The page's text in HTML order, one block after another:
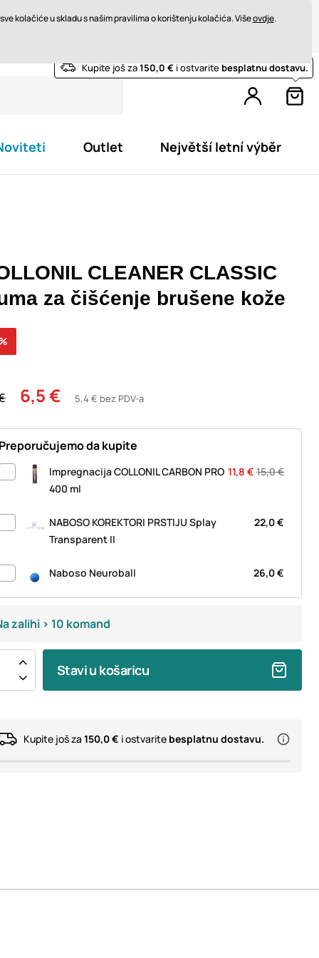
u roku od 14 dana Brza dostava od 200 € BESPLATNO
Kupite još za150,0 €i ostvaritebesplatnu dostavu.
Outlet Největší letní výběr
CLEANER CLASSIC
za čišćenje brušene kože
6,5 € 5,4 € bez PDV-a
da kupite
11,8 € 15,0 €
Impregnacija COLLONIL CARBON PRO
400 ml
22,0 €
NABOSO KOREKTORI PRSTIJU Splay
Transparent II
26,0 €
Naboso Neuroball
zalihi > 10 komand
Stavi u košaricu
Kupite još za 150,0 € i ostvarite besplatnu dostavu.
kolačiće u skladu s našim pravilima o korištenju kolačića. Višeovdje.